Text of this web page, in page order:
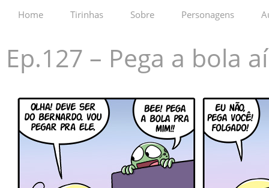
Home Tirinhas Sobre Personagens
Ep.127 – Pega a bola aí